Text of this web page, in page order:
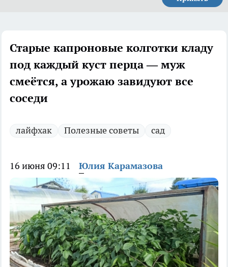
Старые капроновые колготки кладу
под каждый куст перца — муж
смеётся, а урожаю завидуют все
соседи
лайфхак Полезные советы сад
16 июня 09:11 Юлия Карамазова